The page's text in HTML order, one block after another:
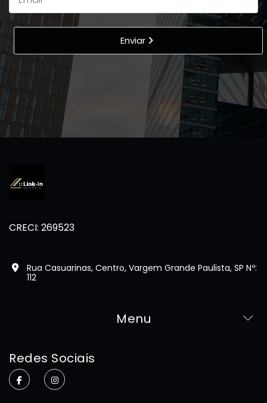
Enviar
CRECI: 269523
Rua Casuarinas, Centro, Vargem Grande Paulista, SP Nº:
112
Menu
Redes Sociais